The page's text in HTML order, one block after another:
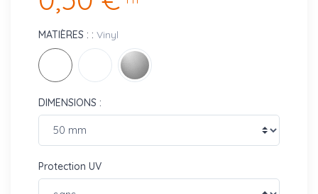
MATIÈRES : : Vinyl
DIMENSIONS :
Protection UV